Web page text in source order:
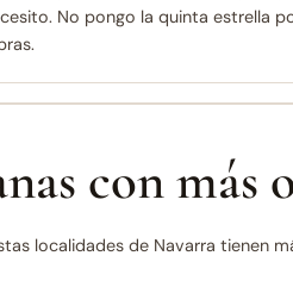
No pongo la quinta estrella
con más
localidades de Navarra tienen